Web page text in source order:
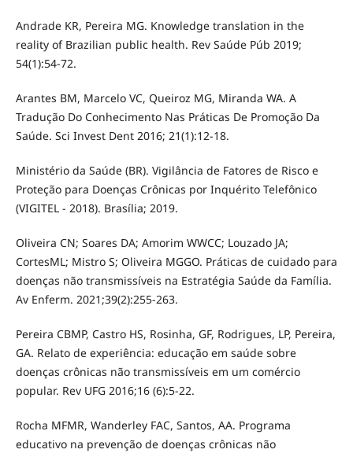
Andrade KR, Pereira MG. Knowledge translation in the
reality of Brazilian public health. Rev Saúde Púb 2019;
54(1):54-72.
Arantes BM, Marcelo VC, Queiroz MG, Miranda WA. A
Tradução Do Conhecimento Nas Práticas De Promoção Da
Saúde. Sci Invest Dent 2016; 21(1):12-18.
Ministério da Saúde (BR). Vigilância de Fatores de Risco e
Proteção para Doenças Crônicas por Inquérito Telefônico
(VIGITEL - 2018). Brasília; 2019.
Oliveira CN; Soares DA; Amorim WWCC; Louzado JA;
CortesML; Mistro S; Oliveira MGGO. Práticas de cuidado para
doenças não transmissíveis na Estratégia Saúde da Família.
Av Enferm. 2021;39(2):255-263.
Pereira CBMP, Castro HS, Rosinha, GF, Rodrigues, LP, Pereira,
GA. Relato de experiência: educação em saúde sobre
doenças crônicas não transmissíveis em um comércio
popular. Rev UFG 2016;16 (6):5-22.
Rocha MFMR, Wanderley FAC, Santos, AA. Programa
educativo na prevenção de doenças crônicas não